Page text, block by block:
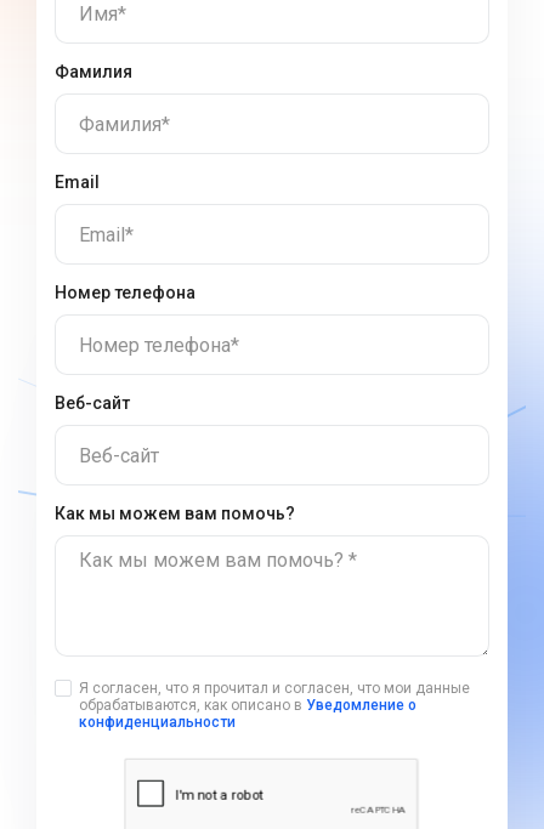
Имя*
Фамилия
Фамилия*
Email
Email*
Номер телефона
Номер телефона*
Веб-сайт
Веб-сайт
Как мы можем вам помочь?
Как мы можем вам помочь? *
Я согласен, что я прочитал и согласен, что мои данные
обрабатываются, как описано в Уведомление о
конфиденциальности